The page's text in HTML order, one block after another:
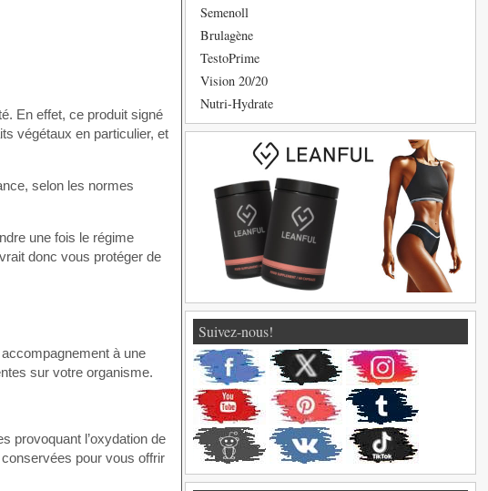
En effet, ce produit signé
végétaux en particulier, et
selon les normes
une fois le régime
donc vous protéger de
à une
sur votre organisme.
provoquant l’oxydation de
pour vous offrir
Semenoll
Brulagène
TestoPrime
Vision 20/20
Nutri-Hydrate
Suivez-nous!